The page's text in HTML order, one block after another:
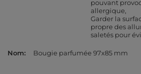
pouvant
allergique
Garder la
propre des
saletés pour
Nom Bougie parfumée 97x85 mm